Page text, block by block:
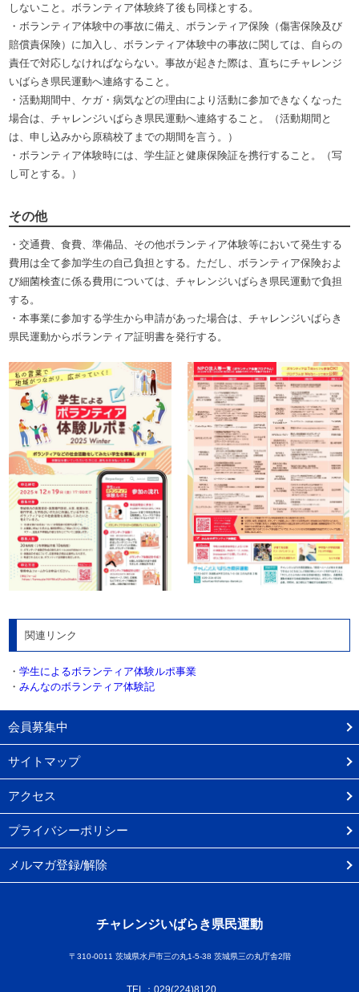
しないこと。ボランティア体験終了後も同様とする。
・ボランティア体験中の事故に備え、ボランティア保険（傷害保険及び
賠償責保険）に加入し、ボランティア体験中の事故に関しては、自らの
責任で対応しなければならない。事故が起きた際は、直ちにチャレンジ
いばらき県民運動へ連絡すること。
・活動期間中、ケガ・病気などの理由により活動に参加できなくなった
場合は、チャレンジいばらき県民運動へ連絡すること。（活動期間と
は、申し込みから原稿校了までの期間を言う。）
・ボランティア体験時には、学生証と健康保険証を携行すること。（写
し可とする。）
その他
・交通費、食費、準備品、その他ボランティア体験等において発生する
費用は全て参加学生の自己負担とする。ただし、ボランティア保険およ
び細菌検査に係る費用については、チャレンジいばらき県民運動で負担
する。
・本事業に参加する学生から申請があった場合は、チャレンジいばらき
県民運動からボランティア証明書を発行する。
関連リンク
・学生によるボランティア体験ルポ事業
・みんなのボランティア体験記
会員募集中
サイトマップ
アクセス
プライバシーポリシー
メルマガ登録/解除
チャレンジいばらき県民運動
〒310-0011 茨城県水戸市三の丸1-5-38 茨城県三の丸庁舎2階
TEL：029(224)8120